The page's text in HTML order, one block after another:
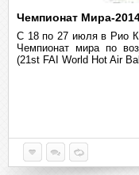
Чемпионат Мира-
С 18 по 27 июля в Рио
Чемпионат мира по
(21st FAI World Hot Air